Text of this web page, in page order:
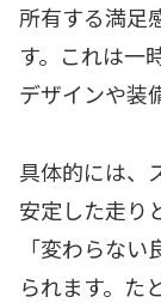
所有する満足
す。これは一
デザインや装
具体的には、
安定した走り
「変わらな
られます。た